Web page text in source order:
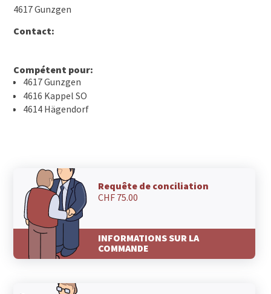
4617 Gunzgen
Contact:
Compétent pour:
4617 Gunzgen
4616 Kappel SO
4614 Hägendorf
Requête de conciliation
CHF 75.00
INFORMATIONS SUR LA
COMMANDE